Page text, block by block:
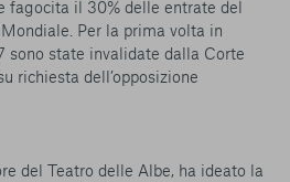
fagocita il 30% delle entrate del
Per la prima volta in
sono state invalidate dalla Corte
richiesta dell’opposizione
del Teatro delle Albe, ha ideato la